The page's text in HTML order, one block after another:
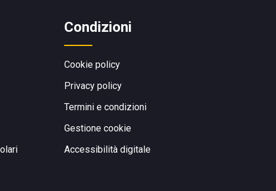
Condizioni
Cookie policy
Privacy policy
Termini e condizioni
Gestione cookie
Accessibilità digitale